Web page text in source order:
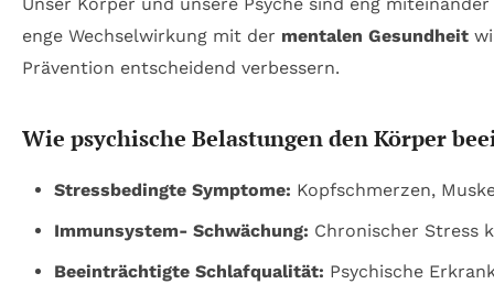
enge Wechselwirkung mit der mentalen Gesundheit
Prävention entscheidend verbessern.
Wie psychische Belastungen den Körper
Stressbedingte Symptome: Kopfschmerzen,
Immunsystem- Schwächung: Chronischer Stress
Beeinträchtigte Schlafqualität: Psychische